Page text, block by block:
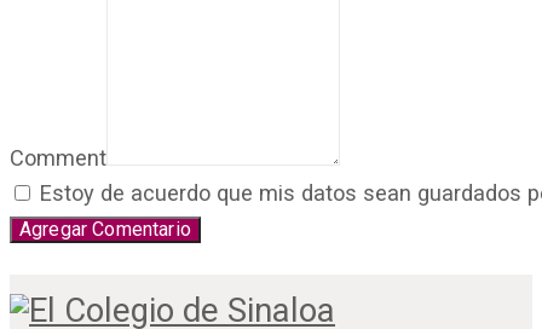
Comment
Estoy de acuerdo que mis datos sean guardados